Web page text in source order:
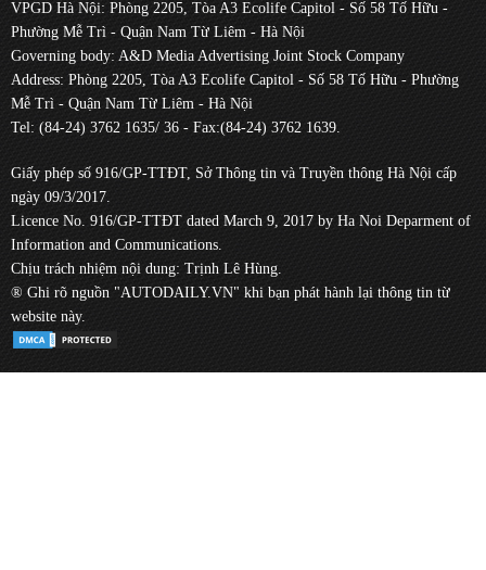
VPGD Hà Nội: Phòng 2205, Tòa A3 Ecolife Capitol - Số 58 Tố Hữu -
Phường Mễ Trì - Quận Nam Từ Liêm - Hà Nội
Governing body: A&D Media Advertising Joint Stock Company
Address: Phòng 2205, Tòa A3 Ecolife Capitol - Số 58 Tố Hữu - Phường
Mễ Trì - Quận Nam Từ Liêm - Hà Nội
Tel: (84-24) 3762 1635/ 36 - Fax:(84-24) 3762 1639.
Giấy phép số 916/GP-TTĐT, Sở Thông tin và Truyền thông Hà Nội cấp
ngày 09/3/2017.
Licence No. 916/GP-TTĐT dated March 9, 2017 by Ha Noi Deparment of
Information and Communications.
Chịu trách nhiệm nội dung: Trịnh Lê Hùng.
® Ghi rõ nguồn "AUTODAILY.VN" khi bạn phát hành lại thông tin từ
website này.